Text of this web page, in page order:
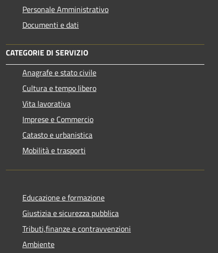
Personale Amministrativo
Documenti e dati
CATEGORIE DI SERVIZIO
Anagrafe e stato civile
Cultura e tempo libero
Vita lavorativa
Imprese e Commercio
Catasto e urbanistica
Mobilità e trasporti
Educazione e formazione
Giustizia e sicurezza pubblica
Tributi,finanze e contravvenzioni
Ambiente